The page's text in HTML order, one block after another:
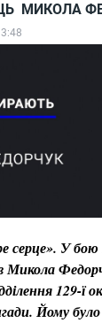
МИКОЛА
серце». У бою
Микола
129-ї
Йому